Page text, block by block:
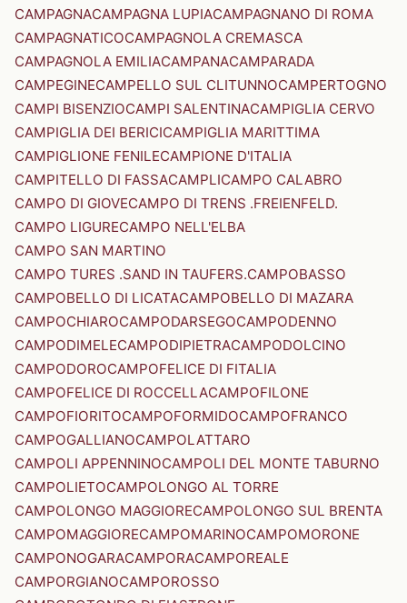
CAMPAGNACAMPAGNA LUPIACAMPAGNANO DI ROMA
CAMPAGNATICOCAMPAGNOLA CREMASCA
CAMPAGNOLA EMILIACAMPANACAMPARADA
CAMPEGINECAMPELLO SUL CLITUNNOCAMPERTOGNO
CAMPI BISENZIOCAMPI SALENTINACAMPIGLIA CERVO
CAMPIGLIA DEI BERICICAMPIGLIA MARITTIMA
CAMPIGLIONE FENILECAMPIONE D'ITALIA
CAMPITELLO DI FASSACAMPLICAMPO CALABRO
CAMPO DI GIOVECAMPO DI TRENS .FREIENFELD.
CAMPO LIGURECAMPO NELL'ELBA
CAMPO SAN MARTINO
CAMPO TURES .SAND IN TAUFERS.CAMPOBASSO
CAMPOBELLO DI LICATACAMPOBELLO DI MAZARA
CAMPOCHIAROCAMPODARSEGOCAMPODENNO
CAMPODIMELECAMPODIPIETRACAMPODOLCINO
CAMPODOROCAMPOFELICE DI FITALIA
CAMPOFELICE DI ROCCELLACAMPOFILONE
CAMPOFIORITOCAMPOFORMIDOCAMPOFRANCO
CAMPOGALLIANOCAMPOLATTARO
CAMPOLI APPENNINOCAMPOLI DEL MONTE TABURNO
CAMPOLIETOCAMPOLONGO AL TORRE
CAMPOLONGO MAGGIORECAMPOLONGO SUL BRENTA
CAMPOMAGGIORECAMPOMARINOCAMPOMORONE
CAMPONOGARACAMPORACAMPOREALE
CAMPORGIANOCAMPOROSSO